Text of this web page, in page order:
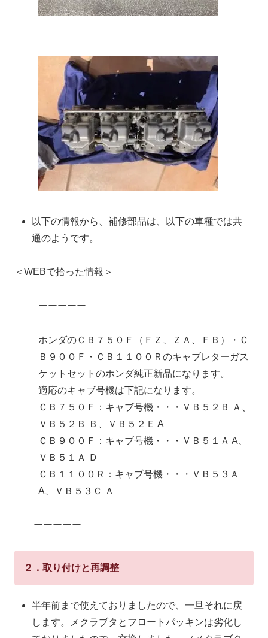
以下の情報から、補修部品は、以下の車種では共
通のようです。
＜WEBで拾った情報＞
ーーーーー
ホンダのＣＢ７５０Ｆ（ＦＺ、ＺＡ、ＦＢ）・Ｃ
Ｂ９００Ｆ・ＣＢ１１００Ｒのキャブレターガス
ケットセットのホンダ純正新品になります。
適応のキャブ号機は下記になります。
ＣＢ７５０Ｆ：キャブ号機・・・ＶＢ５２Ｂ Ａ、
ＶＢ５２Ｂ Ｂ、ＶＢ５２Ｅ A
ＣＢ９００Ｆ：キャブ号機・・・ＶＢ５１Ａ A、
ＶＢ５１Ａ Ｄ
ＣＢ１１００Ｒ：キャブ号機・・・ＶＢ５３Ａ
A、ＶＢ５３Ｃ Ａ
ーーーーー
２．取り付けと再調整
半年前まで使えておりましたので、一旦それに戻
します。メクラブタとフロートパッキンは劣化し